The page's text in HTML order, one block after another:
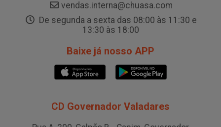
vendas.interna@chuasa.com
De segunda a sexta das 08:00 às 11:30 e
13:30 às 18:00
Baixe já nosso APP
CD Governador Valadares